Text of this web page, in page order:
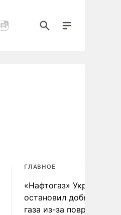
ГЛАВНОЕ
«Нафтогаз» Украины
остановил добычу
газа из-за повреждения